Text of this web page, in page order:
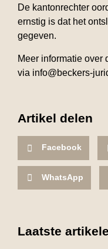
De kantonrechter
ernstig is dat het
gegeven.
Meer informatie over
via info@beckers-
Artikel delen
Facebook
WhatsApp
Laatste